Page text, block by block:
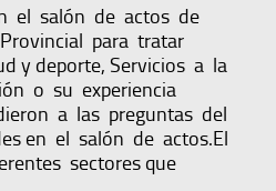
el salón de actos de
para tratar
y deporte, Servicios a la
o su experiencia
a las preguntas del
en el salón de actos.El
sectores que